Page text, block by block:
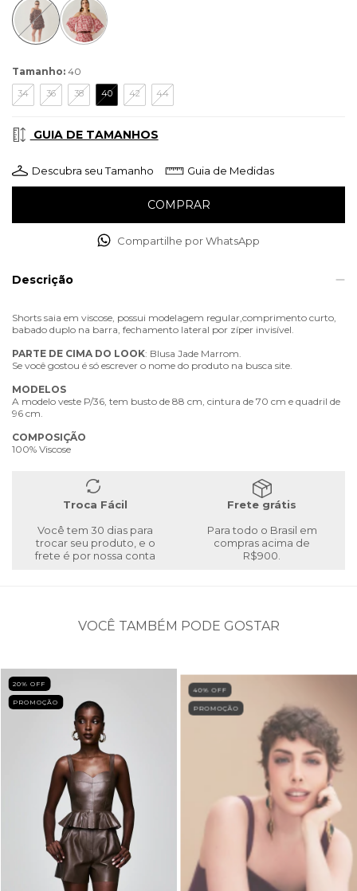
Tamanho: 40
34 36 38 40 42 44
GUIA DE TAMANHOS
Descubra seu Tamanho Guia de Medidas
Compartilhe por WhatsApp
Descrição
Shorts saia em viscose, possui modelagem regular,comprimento curto,
babado duplo na barra, fechamento lateral por zíper invisível.
PARTE DE CIMA DO LOOK: Blusa Jade Marrom.
Se você gostou é só escrever o nome do produto na busca site.
MODELOS
A modelo veste P/36, tem busto de 88 cm, cintura de 70 cm e quadril de
96 cm.
COMPOSIÇÃO
100% Viscose
Troca Fácil
Você tem 30 dias para
trocar seu produto, e o
frete é por nossa conta
Frete grátis
Para todo o Brasil em
compras acima de
R$900.
VOCÊ TAMBÉM PODE GOSTAR
20% OFF
PROMOÇÃO
40% OFF
PROMOÇÃO